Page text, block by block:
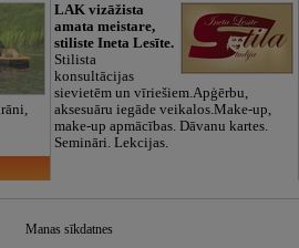
LAK vizāžista
amata meistare,
stiliste Ineta Lesīte.
Stilista
konsultācijas
sievietēm un vīriešiem.Apģērbu,
aksesuāru iegāde veikalos.Make-up,
make-up apmācības. Dāvanu kartes.
Semināri. Lekcijas.
Manas sīkdatnes